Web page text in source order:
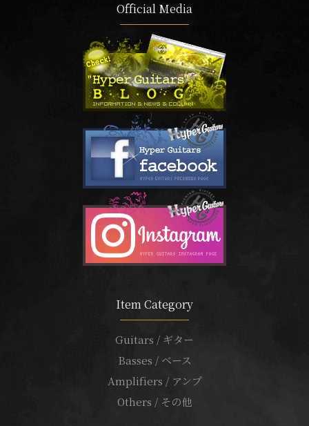
Official Media
Item Category
Guitars / ギター
Basses / ベース
Amplifiers / アンプ
Others / その他